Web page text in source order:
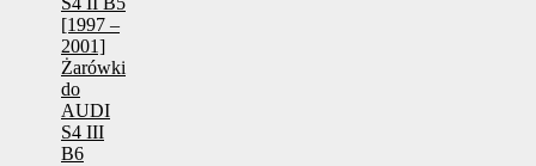
[1997 –
2001]
Żarówki
do
AUDI
S4 III
B6